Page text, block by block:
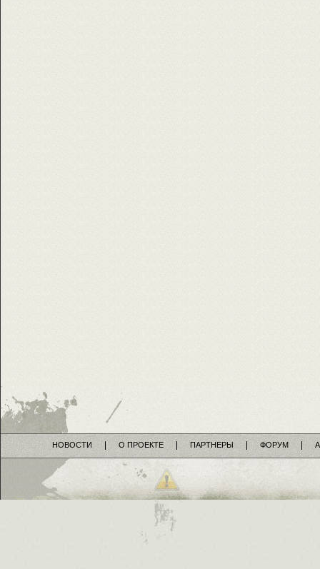
НОВОСТИ О ПРОЕКТЕ ПАРТНЕРЫ ФОРУМ